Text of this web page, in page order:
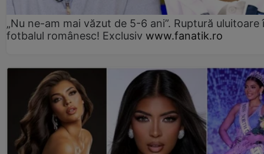
„Nu ne-am mai văzut de 5-6 ani”. Ruptură uluitoare
fotbalul românesc! Exclusiv www.fanatik.ro